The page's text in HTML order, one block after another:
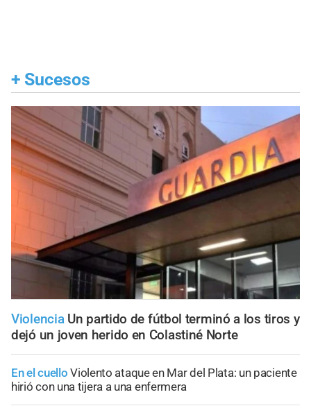
+ Sucesos
Violencia Un partido de fútbol terminó a los tiros y
dejó un joven herido en Colastiné Norte
En el cuello Violento ataque en Mar del Plata: un paciente
hirió con una tijera a una enfermera